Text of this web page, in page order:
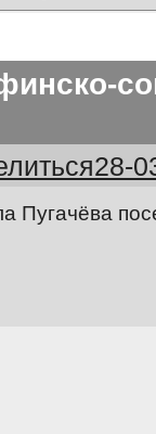
28-
Пугачёва